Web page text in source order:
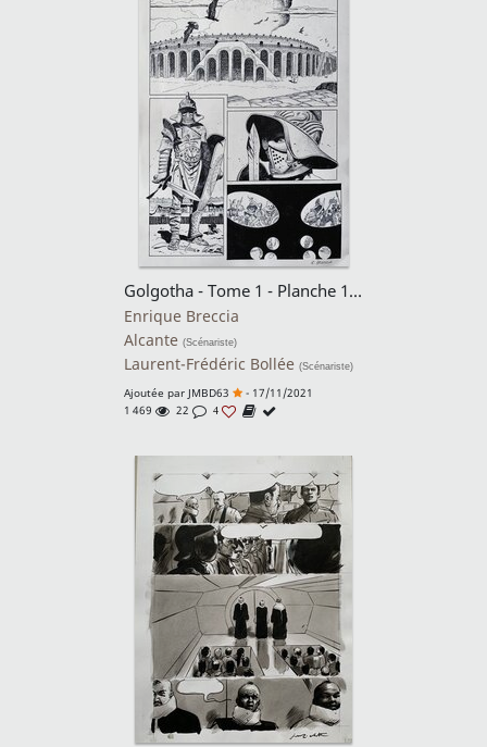
Golgotha - Tome 1 - Planche 1 alternative non publiée
Enrique Breccia
Alcante (Scénariste)
Laurent-Frédéric Bollée (Scénariste)
Ajoutée par JMBD63
- 17/11/2021
1 469
22 4